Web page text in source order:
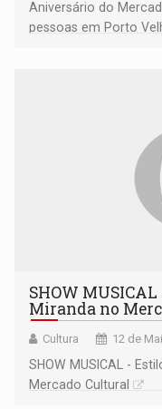
Aniversário do
pessoas em Porto
SHOW
Miranda no
Cultura 12 de
SHOW MUSICAL -
Mercado Cultural